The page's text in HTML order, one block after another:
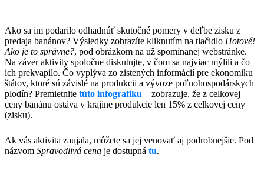
Ako sa im podarilo odhadnúť skutočné pomery v deľbe zisku z
predaja banánov? Výsledky zobrazíte kliknutím na tlačidlo Hotové!
Ako je to správne?, pod obrázkom na už spomínanej webstránke.
Na záver aktivity spoločne diskutujte, v čom sa najviac mýlili a čo
ich prekvapilo. Čo vyplýva zo zistených informácií pre ekonomiku
štátov, ktoré sú závislé na produkcii a vývoze poľnohospodárskych
plodín? Premietnite túto infografiku – zobrazuje, že z celkovej
ceny banánu ostáva v krajine produkcie len 15% z celkovej ceny
(zisku).
Ak vás aktivita zaujala, môžete sa jej venovať aj podrobnejšie. Pod
názvom Spravodlivá cena je dostupná tu.